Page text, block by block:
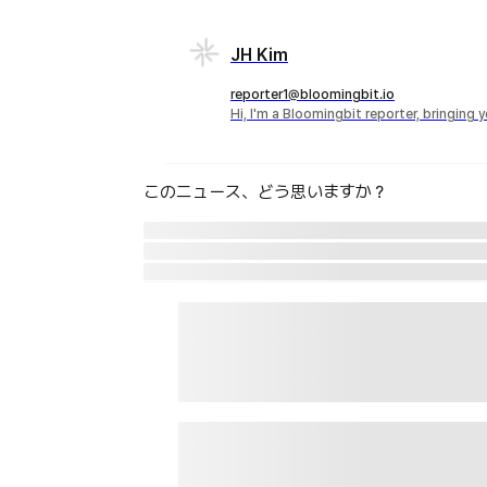
JH Kim
reporter1@bloomingbit.io
Hi, I'm a Bloomingbit reporter, bringing
このニュース、どう思いますか？